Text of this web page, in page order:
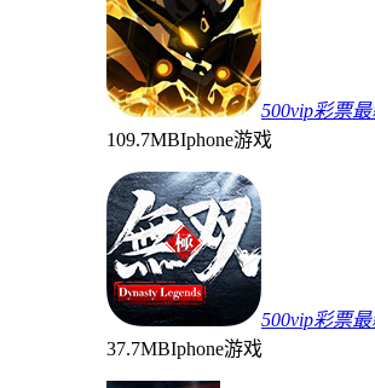
500vip彩票
109.7MBIphone游戏
500vip彩票
37.7MBIphone游戏